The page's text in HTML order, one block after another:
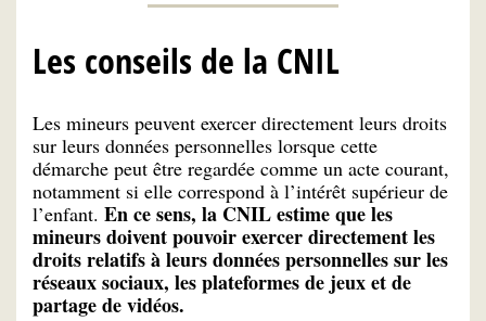
Les conseils de la CNIL
Les mineurs peuvent exercer directement leurs droits
sur leurs données personnelles lorsque cette
démarche peut être regardée comme un acte courant,
notamment si elle correspond à l’intérêt supérieur de
l’enfant. En ce sens, la CNIL estime que les
mineursdoivent pouvoir exercer directement les
droits relatifs à leurs données personnelles sur les
réseaux sociaux, les plateformes de jeux et de
partage de vidéos.